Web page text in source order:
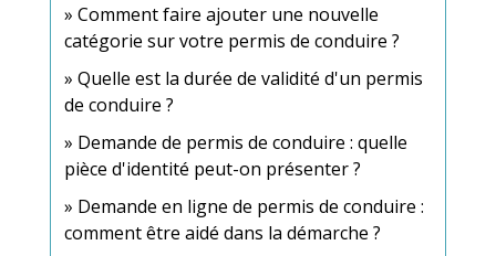
Comment faire ajouter une nouvelle
catégorie sur votre permis de conduire ?
Quelle est la durée de validité d'un permis
de conduire ?
Demande de permis de conduire : quelle
pièce d'identité peut-on présenter ?
Demande en ligne de permis de conduire :
comment être aidé dans la démarche ?